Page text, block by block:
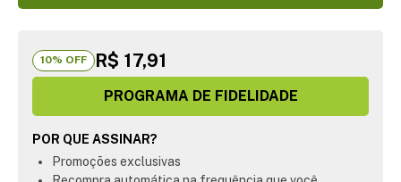
10% OFF R$ 17,91
PROGRAMA DE FIDELIDADE
POR QUE ASSINAR?
Promoções exclusivas